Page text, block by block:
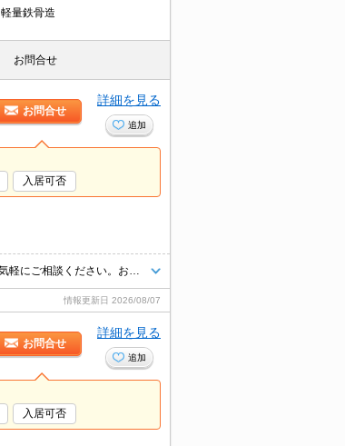
軽量鉄骨造
お問合せ
お問合せ
詳細を見る
追加
入居可否
情報更新日 2026/08/07
お問合せ
詳細を見る
追加
入居可否